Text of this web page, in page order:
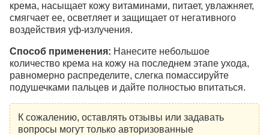
крема, насыщает кожу витаминами, питает, увлажняет,
смягчает ее, осветляет и защищает от негативного
воздействия уф-излучения.
Способ применения: Нанесите небольшое
количество крема на кожу на последнем этапе ухода,
равномерно распределите, слегка помассируйте
подушечками пальцев и дайте полностью впитаться.
К сожалению, оставлять отзывы или задавать
вопросы могут только авторизованные